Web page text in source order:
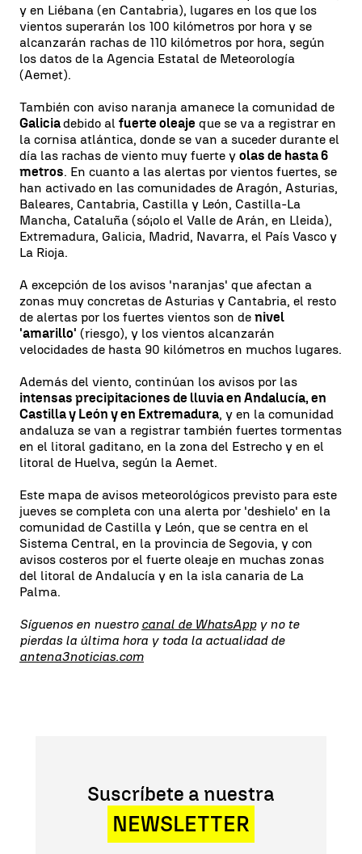
y en Liébana (en Cantabria), lugares en los que los
vientos superarán los 100 kilómetros por hora y se
alcanzarán rachas de 110 kilómetros por hora, según
los datos de la Agencia Estatal de Meteorología
(Aemet).
También con aviso naranja amanece la comunidad de
Galiciadebido al fuerte oleaje que se va a registrar en
la cornisa atlántica, donde se van a suceder durante el
día las rachas de viento muy fuerte y olas de hasta 6
metros. En cuanto a las alertas por vientos fuertes, se
han activado en las comunidades de Aragón, Asturias,
Baleares, Cantabria, Castilla y León, Castilla-La
Mancha, Cataluña (só¡olo el Valle de Arán, en Lleida),
Extremadura, Galicia, Madrid, Navarra, el País Vasco y
La Rioja.
A excepción de los avisos 'naranjas' que afectan a
zonas muy concretas de Asturias y Cantabria, el resto
de alertas por los fuertes vientos son de nivel
'amarillo' (riesgo), y los vientos alcanzarán
velocidades de hasta 90 kilómetros en muchos lugares.
Además del viento, continúan los avisos por las
intensas precipitaciones de lluvia en Andalucía, en
Castilla y León y en Extremadura, y en la comunidad
andaluza se van a registrar también fuertes tormentas
en el litoral gaditano, en la zona del Estrecho y en el
litoral de Huelva, según la Aemet.
Este mapa de avisos meteorológicos previsto para este
jueves se completa con una alerta por 'deshielo' en la
comunidad de Castilla y León, que se centra en el
Sistema Central, en la provincia de Segovia, y con
avisos costeros por el fuerte oleaje en muchas zonas
del litoral de Andalucía y en la isla canaria de La
Palma.
Síguenos en nuestro canal de WhatsAppy no te
pierdas la última hora y toda la actualidad de
antena3noticias.com
Suscríbete a nuestra
NEWSLETTER